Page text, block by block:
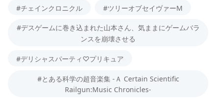
#チェインクロニクル #ツリーオブセイヴァーM
#デスゲームに巻き込まれた山本さん、気ままにゲームバラ
ンスを崩壊させる
#デリシャスパーティ♡プリキュア
#とある科学の超音楽集 -Ａ Certain Scientific
Railgun:Music Chronicles-